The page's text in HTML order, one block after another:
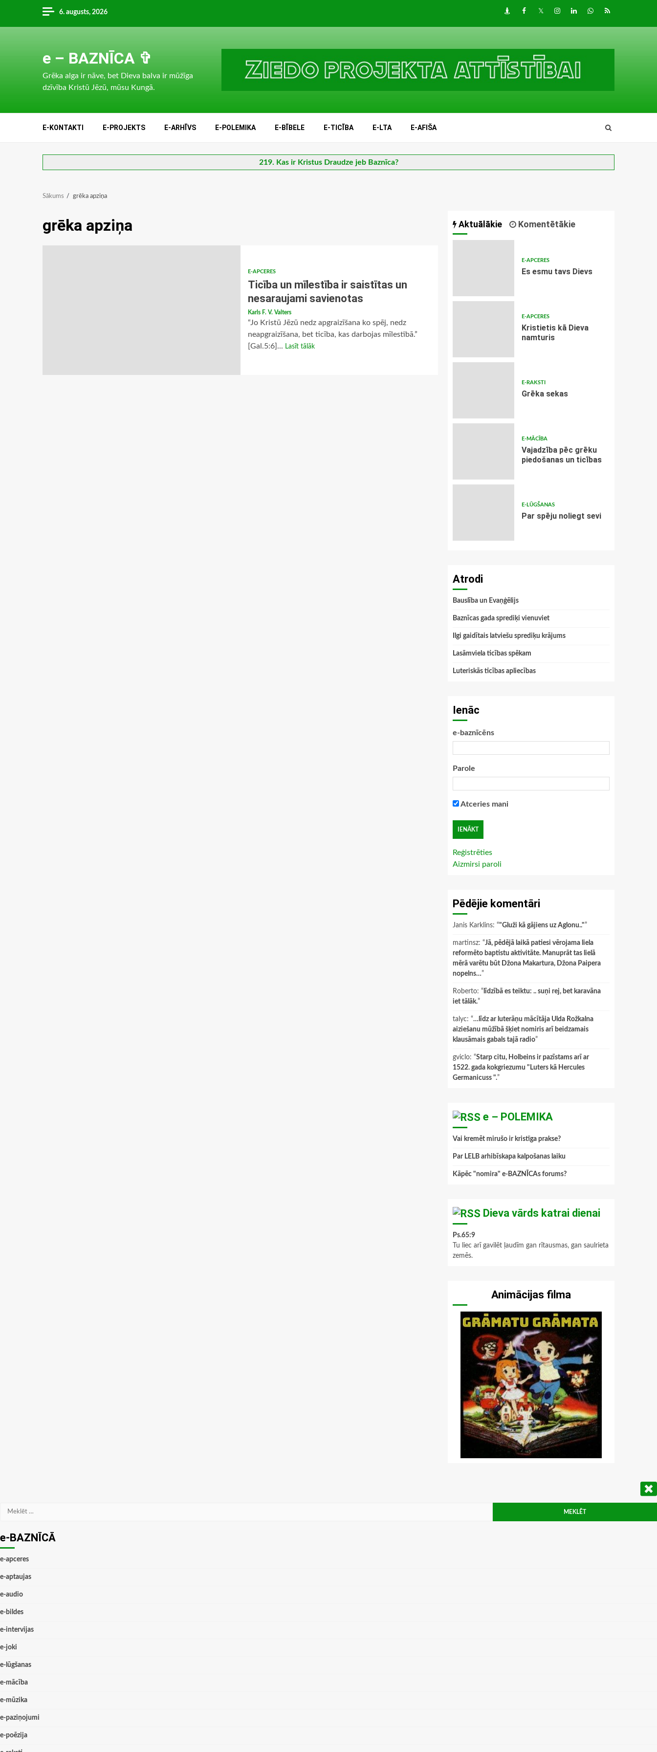
content
6. augusts, 2026 DraugiemFacebook
TwitterInstagram
LinkedInwhatsapp
RSS
e – BAZNĪCA ✞
Grēka alga ir nāve, bet Dieva balva ir mūžīga
dzīvība Kristū Jēzū, mūsu Kungā.
E-KONTAKTI E-PROJEKTS E-ARHĪVS E-POLEMIKA E-BĪBELE E-TICĪBA E-LTA E-AFIŠA
219. Kas ir Kristus Draudze jeb Baznīca?
Sākums grēka apziņa
grēka apziņa
E-APCERES
Ticība un mīlestība ir saistītas un
nesaraujami savienotas
Karls F. V. Valters
“Jo Kristū Jēzū nedz apgraizīšana ko spēj, nedz
neapgraizīšana, bet ticība, kas darbojas mīlestībā.”
[Gal.5:6]... Lasīt tālāk
Aktuālākie Komentētākie
E-APCERES
Es esmu tavs Dievs
E-APCERES
Kristietis kā Dieva
namturis
E-RAKSTI
Grēka sekas
E-MĀCĪBA
Vajadzība pēc grēku
piedošanas un ticības
E-LŪGŠANAS
Par spēju noliegt sevi
Atrodi
Bauslība un Evaņģēlijs
Baznīcas gada sprediķi vienuviet
Ilgi gaidītais latviešu sprediķu krājums
Lasāmviela ticības spēkam
Luteriskās ticības apliecības
Ienāc
e-baznīcēns
Parole
Atceries mani
Reģistrēties
Aizmirsi paroli
Pēdējie komentāri
Janis Karklins: “"Gluži kā gājiens uz Aglonu.."”
martinsz: “Jā, pēdējā laikā patiesi vērojama liela
reformēto baptistu aktivitāte. Manuprāt tas lielā
mērā varētu būt Džona Makartura, Džona Paipera
nopelns…”
Roberto: “ līdzībā es teiktu: .. suņi rej, bet karavāna
iet tālāk.”
talyc: “…līdz ar luterāņu mācītāja Ulda Rožkalna
aiziešanu mūžībā šķiet nomiris arī beidzamais
klausāmais gabals tajā radio”
gviclo: “Starp citu, Holbeins ir pazīstams arī ar
1522. gada kokgriezumu "Luters kā Hercules
Germanicuss ".”
e – POLEMIKA
Vai kremēt mirušo ir kristīga prakse?
Par LELB arhibīskapa kalpošanas laiku
Kāpēc "nomira" e-BAZNĪCAs forums?
Dieva vārds katrai dienai
Ps.65:9
Tu liec arī gavilēt ļaudīm gan rītausmas, gan saulrieta
zemēs.
Animācijas filma
Meklēt:
e-BAZNĪCĀ
e-apceres
e-aptaujas
e-audio
e-bildes
e-intervijas
e-joki
e-lūgšanas
e-mācība
e-mūzika
e-paziņojumi
e-poēzija